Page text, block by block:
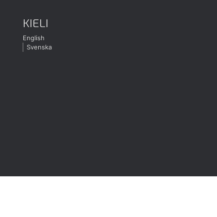
KIELI
English
Svenska